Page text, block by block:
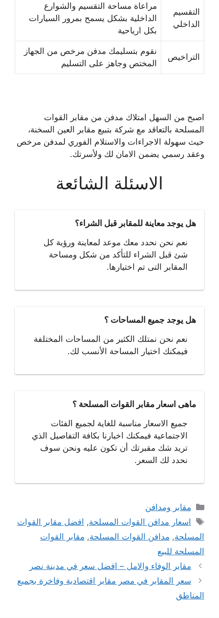
التقسيم
الداخلي
مراعاة مساحة التقسيم والشوارع
الداخلية بشكل يسمح بمرور السيارات
بكل ارياحية
التراخيص
نقوم بتسليمك مدفن مرخص من الجهاز
المختص وجاهز على التسليم
اصبح من السهل امتلاك مدفن من مقابر القوات
المسلحة بالتعاقد مع شركة بتبيع مقابر العين السخنة،
حيث سهولة الاجراءات والاستلام الفوري لمدفن مرخص
وعقد رسمي يضمن الامان لك ولأسرتك.
الاسئلة الشائعة
هل يوجد معاينة للمقابر قبل الشراء؟
نعم نحن نحدد معك موعد لمعاينة ورؤية كل
شئ قبل الشراء للتأكد من شكل ومساحة
المقابر التى تم اختيارها.
هل يوجد جميع المساحات ؟
نعم نحن نمتلك الكثير من المساحات المختلفة
فيمكنك اختيار المساحة الأنسب لك.
ماهى اسعار مقابر القوات المسلحة ؟
جميع الاسعار مناسبة للغاية لجميع الفئات
الاجتماعية فيمكنك اخبارنا بكافة التفاصيل الذي
تريد شك مقبرتك أن تكون عليه ونحن سوف
نحدد لك السعر.
التصنيفات
مقابر ومدافن
الوسوم
اسعار مدافن القوات المسلحة, افضل مقابر القوات
المسلحة, مدافن القوات المسلحة, مقابر القوات
المسلحة للبيع
مقابر الوفاء والامل – افضل سعر في مدينة نصر
سعر المقابر في مصر مقابر اقتصادية وفاخرة بجميع
المناطق